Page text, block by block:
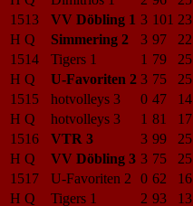
1513
VV Döbling 1 3 101 23
H Q
Simmering 2 3 97 22
1514
Tigers 1 1 79 25
H Q
U-Favoriten 2 3 75 25
1515
hotvolleys 3 0 47 14
H Q
hotvolleys 3 1 81 17
1516
VTR 3 3 99 25
H Q
VV Döbling 3 3 75 25
1517
U-Favoriten 2 0 62 16
H Q
Tigers 1 2 93 13